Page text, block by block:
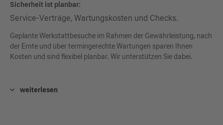
Sicherheit ist planbar:
Service-Verträge, Wartungskosten und Checks.
Geplante Werkstattbesuche im Rahmen der Gewährleistung, nach
der Ernte und über termingerechte Wartungen sparen Ihnen
Kosten und sind flexibel planbar. Wir unterstützen Sie dabei.
weiterlesen